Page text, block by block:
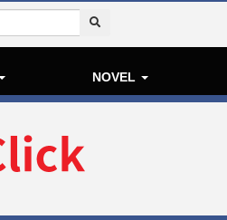
NOVEL